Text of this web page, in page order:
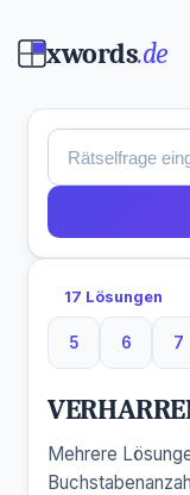
xwords.de
17 Lösungen
5
5 Buchstaben
6
6
7
7
Mehrere